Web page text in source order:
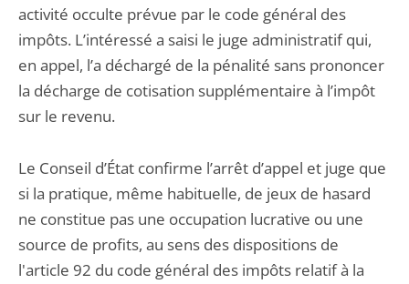
activité occulte prévue par le code général des
impôts. L’intéressé a saisi le juge administratif qui,
en appel, l’a déchargé de la pénalité sans prononcer
la décharge de cotisation supplémentaire à l’impôt
sur le revenu.
Le Conseil d’État confirme l’arrêt d’appel et juge que
si la pratique, même habituelle, de jeux de hasard
ne constitue pas une occupation lucrative ou une
source de profits, au sens des dispositions de
l'article 92 du code général des impôts relatif à la